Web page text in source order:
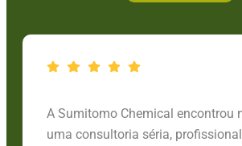
A Sumitomo Chemical encontrou
uma consultoria séria,